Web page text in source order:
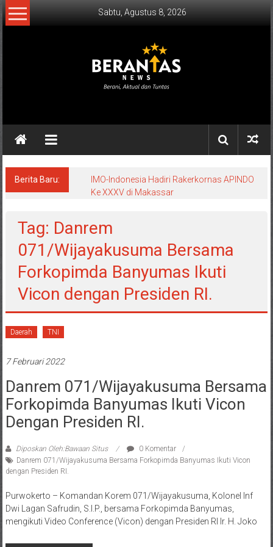
Lompat
ke
Sabtu, Agustus 8, 2026
NEWS
Aktual
Tuntas.
Berita Baru:
IMO-Indonesia Hadiri Rakerkornas APINDO
Ke XXXV di Makassar
Tag: Danrem
071/Wijayakusuma Bersama
Forkopimda Banyumas Ikuti
Vicon dengan Presiden RI.
Daerah TNI
7 Februari 2022
Danrem 071/Wijayakusuma Bersama
Forkopimda Banyumas Ikuti Vicon
Dengan Presiden RI.
Diposkan Oleh:Bawaan Situs
0 Komentar
Danrem 071/Wijayakusuma Bersama Forkopimda Banyumas Ikuti Vicon
dengan Presiden RI.
Purwokerto – Komandan Korem 071/Wijayakusuma, Kolonel Inf
Dwi Lagan Safrudin, S.I.P., bersama Forkopimda Banyumas,
mengikuti Video Conference (Vicon) dengan Presiden RI Ir. H. Joko